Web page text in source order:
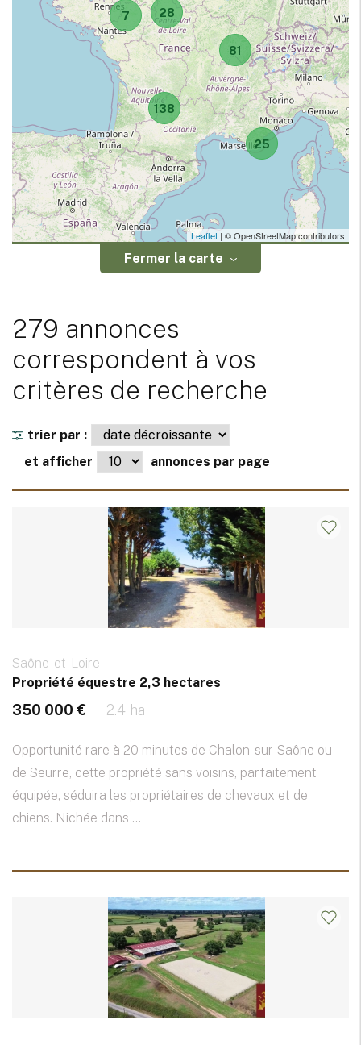
7
25
28
138
81
Leaflet | © OpenStreetMap contributors
Fermer la carte
279 annonces
correspondent à vos
critères de recherche
trier par :
et afficher
annonces par page
Saône-et-Loire
Propriété équestre 2,3 hectares
350 000 € 2.4 ha
Opportunité rare à 20 minutes de Chalon-sur-Saône ou
de Seurre, cette propriété sans voisins, parfaitement
équipée, séduira les propriétaires de chevaux et de
chiens. Nichée dans ...